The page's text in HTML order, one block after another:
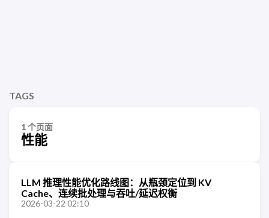
TAGS
1 个页面
性能
LLM 推理性能优化路线图：从瓶颈定位到 KV
Cache、连续批处理与吞吐/延迟权衡
2026-03-22 02:10